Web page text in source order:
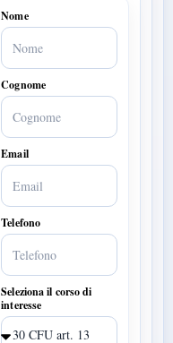
Nome
Cognome
Email
Telefono
Seleziona il corso di
interesse